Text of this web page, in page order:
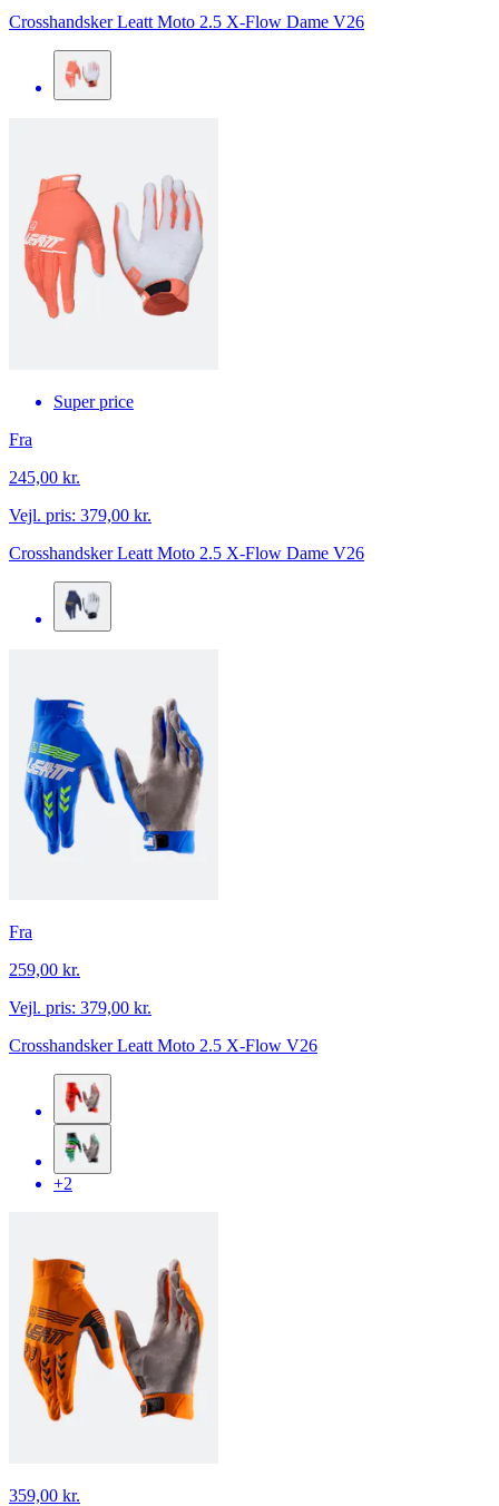
Crosshandsker Leatt Moto 2.5 X-Flow Dame V26
Super price
Fra
245,00 kr.
Vejl. pris: 379,00 kr.
Crosshandsker Leatt Moto 2.5 X-Flow Dame V26
Fra
259,00 kr.
Vejl. pris: 379,00 kr.
Crosshandsker Leatt Moto 2.5 X-Flow V26
+2
359,00 kr.